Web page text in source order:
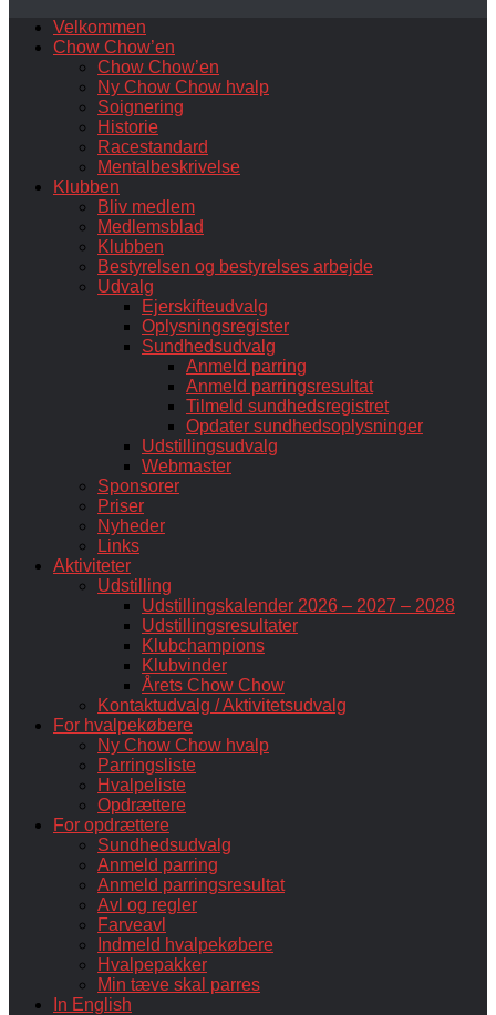
Velkommen
Chow Chow’en
Chow Chow’en
Ny Chow Chow hvalp
Soignering
Historie
Racestandard
Mentalbeskrivelse
Klubben
Bliv medlem
Medlemsblad
Klubben
Bestyrelsen og bestyrelses arbejde
Udvalg
Ejerskifteudvalg
Oplysningsregister
Sundhedsudvalg
Anmeld parring
Anmeld parringsresultat
Tilmeld sundhedsregistret
Opdater sundhedsoplysninger
Udstillingsudvalg
Webmaster
Sponsorer
Priser
Nyheder
Links
Aktiviteter
Udstilling
Udstillingskalender 2026 – 2027 – 2028
Udstillingsresultater
Klubchampions
Klubvinder
Årets Chow Chow
Kontaktudvalg / Aktivitetsudvalg
For hvalpekøbere
Ny Chow Chow hvalp
Parringsliste
Hvalpeliste
Opdrættere
For opdrættere
Sundhedsudvalg
Anmeld parring
Anmeld parringsresultat
Avl og regler
Farveavl
Indmeld hvalpekøbere
Hvalpepakker
Min tæve skal parres
In English